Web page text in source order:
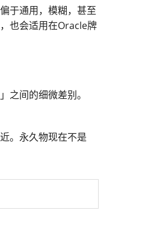
于通用，模糊，甚至
也会适用在Oracle牌
间的细微差别。
。永久物现在不是